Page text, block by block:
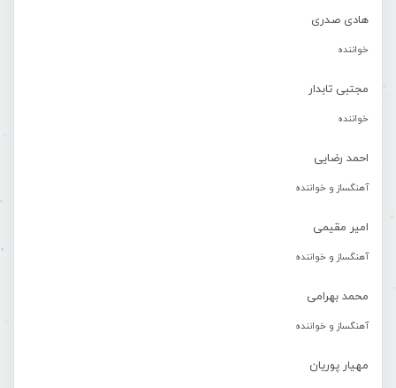
هادی صدری
خواننده
مجتبی تابدار
خواننده
احمد رضایی
آهنگساز و خواننده
امیر مقیمی
آهنگساز و خواننده
محمد بهرامی
آهنگساز و خواننده
مهیار پوریان